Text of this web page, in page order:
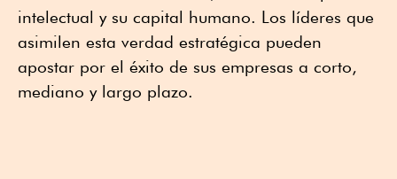
intelectual y su capital humano. Los líderes que
asimilen esta verdad estratégica pueden
apostar por el éxito de sus empresas a corto,
mediano y largo plazo.